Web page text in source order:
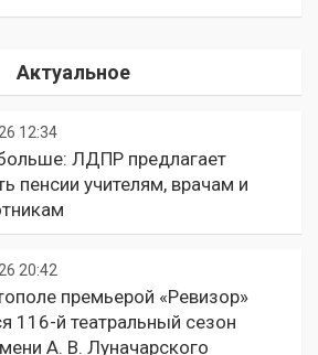
Актуальное
12:34
ЛДПР предлагает
пенсии учителям, врачам и
20:42
премьерой «Ревизор»
116-й театральный сезон
А. В. Луначарского